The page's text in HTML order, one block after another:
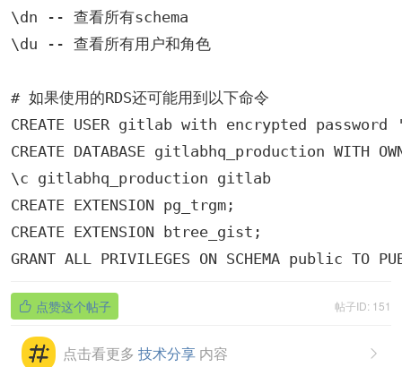
\dn -- 查看所有schema
\du -- 查看所有用户和角色
# 如果使用的RDS还可能用到以下命令
CREATE USER gitlab with encrypted password
CREATE DATABASE gitlabhq_production WITH
\c gitlabhq_production gitlab
CREATE EXTENSION pg_trgm;
CREATE EXTENSION btree_gist;
帖子ID: 151
 点赞这个帖子

点击看更多 技术分享 内容